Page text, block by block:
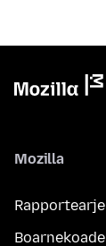
Mozilla
Boarnekoade